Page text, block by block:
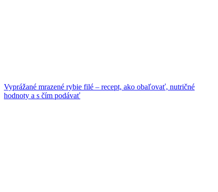
Vyprážané mrazené rybie filé – recept, ako obaľovať, nutričné
hodnoty a s čím podávať